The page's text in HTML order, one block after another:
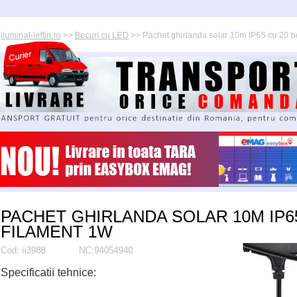
iluminat-ieftin.ro >> Becuri cu LED >> Pachet ghirlanda solar 10m IP65 cu 20
PACHET GHIRLANDA SOLAR 10M
FILAMENT 1W
Cod: ii3988 NC:94054940
Specificatii tehnice: